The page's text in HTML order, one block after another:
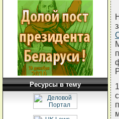
Ресурсы в тему